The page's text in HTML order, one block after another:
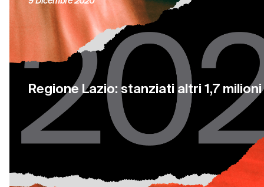
Regione Lazio: stanziati altri 1,7